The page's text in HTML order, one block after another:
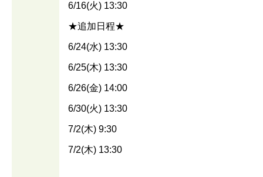
6/16(火) 13:30
★追加日程★
6/24(水) 13:30
6/25(木) 13:30
6/26(金) 14:00
6/30(火) 13:30
7/2(木) 9:30
7/2(木) 13:30